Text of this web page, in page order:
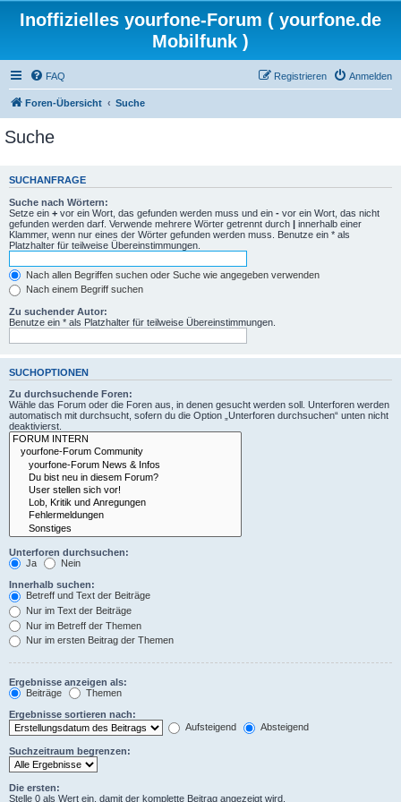
Inoffizielles yourfone-Forum ( yourfone.de
Mobilfunk )
FAQ Anmelden
Registrieren
Foren-Übersicht Suche
Suche
SUCHANFRAGE
Suche nach Wörtern:
Setze ein + vor ein Wort, das gefunden werden muss und ein - vor ein Wort, das nicht
gefunden werden darf. Verwende mehrere Wörter getrennt durch | innerhalb einer
Klammer, wenn nur eines der Wörter gefunden werden muss. Benutze ein * als
Platzhalter für teilweise Übereinstimmungen.
Nach allen Begriffen suchen oder Suche wie angegeben verwenden
Nach einem Begriff suchen
Zu suchender Autor:
Benutze ein * als Platzhalter für teilweise Übereinstimmungen.
SUCHOPTIONEN
Zu durchsuchende Foren:
Wähle das Forum oder die Foren aus, in denen gesucht werden soll. Unterforen werden
automatisch mit durchsucht, sofern du die Option „Unterforen durchsuchen“ unten nicht
deaktivierst.
Unterforen durchsuchen:
Ja
Nein
Innerhalb suchen:
Betreff und Text der Beiträge
Nur im Text der Beiträge
Nur im Betreff der Themen
Nur im ersten Beitrag der Themen
Ergebnisse anzeigen als:
Beiträge
Themen
Ergebnisse sortieren nach:
Aufsteigend
Absteigend
Suchzeitraum begrenzen:
Die ersten:
Stelle 0 als Wert ein, damit der komplette Beitrag angezeigt wird.